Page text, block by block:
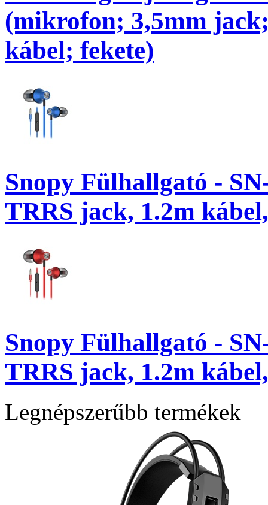
(mikrofon; 3,5mm
kábel; fekete)
Snopy Fülhallgató -
TRRS jack, 1.2m
Snopy Fülhallgató -
TRRS jack, 1.2m
Legnépszerűbb termékek